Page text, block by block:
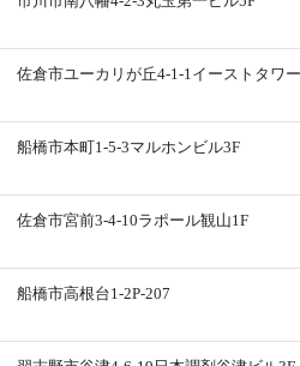
佐倉市ユーカリが丘4-1-1イーストタワ
船橋市本町1-5-3マルホンビル3F
佐倉市宮前3-4-10ラポール観山1F
船橋市高根台1-2P-207